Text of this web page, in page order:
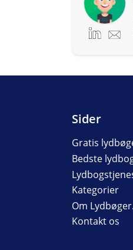
Sider
Gratis
Bedste
Kategorier
Om
Kontakt os